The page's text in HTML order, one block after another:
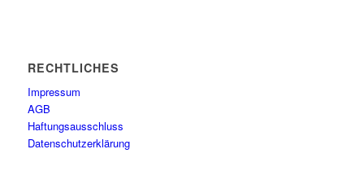
RECHTLICHES
Impressum
AGB
Haftungsausschluss
Datenschutzerklärung